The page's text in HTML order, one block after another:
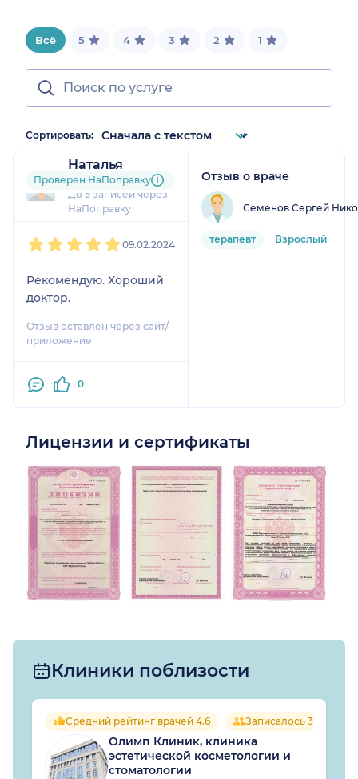
Всё 5 4 3 2 1
Сортировать:
Наталья
8 отзывов
До 5 записей через
НаПоправку
Проверен НаПоправку
09.02.2024
Рекомендую. Хороший
доктор.
Отзыв оставлен через сайт/
приложение
0
Отзыв о враче
Семенов Сергей
терапевт Взрослый
Лицензии и сертификаты
Клиники поблизости
Средний рейтинг врачей 4.6 Записалось 35
Олимп Клиник, клиника
эстетической косметологии и
стоматологии